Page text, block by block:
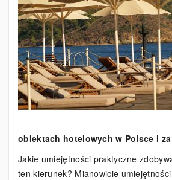
obiektach hotelowych w Polsce i
Jakie umiejętności praktyczne
ten kierunek? Mianowicie